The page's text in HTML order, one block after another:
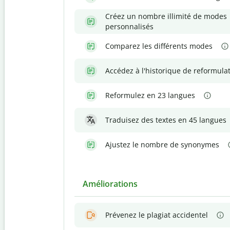
Créez un nombre illimité de modes
personnalisés
Comparez les différents modes
Accédez à l'historique de
Reformulez en 23 langues
Traduisez des textes en 45 langues
Ajustez le nombre de synonymes
Améliorations
Prévenez le plagiat accidentel